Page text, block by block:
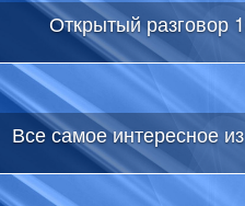
Открытый разговор
Все самое интересное